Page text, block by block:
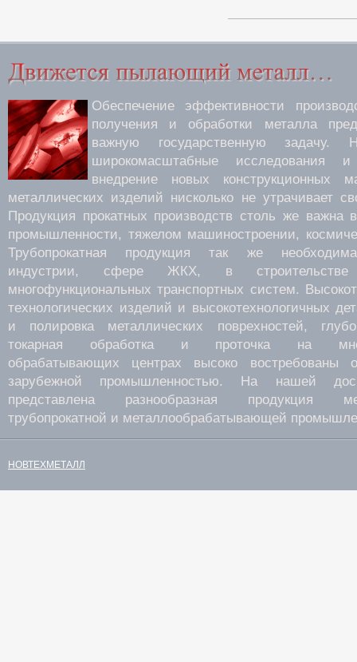
Обеспечение эффективности
получения и обработки металла
важную государственную
широкомасштабные исследования
внедрение новых конструкционных
металлических изделий нисколько не утрачивает
Продукция прокатных производств столь же важна
промышленности, тяжелом машиностроении,
Трубопрокатная продукция так же
индустрии, сфере ЖКХ, в
многофункциональных транспортных систем.
технологических изделий и высокотехнологичных
и полировка металлических поврехностей,
токарная обработка и проточка на
обрабатывающих центрах высоко востребованы
зарубежной промышленностью. На нашей
представлена разнообразная продукция
трубопрокатной и металлообрабатывающей
НОВТЕХМЕТАЛЛ